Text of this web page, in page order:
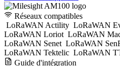
Réseaux compatibles
LoRaWAN Actility LoRaWAN
LoRaWAN Loriot LoRaWAN
LoRaWAN Senet LoRaWAN
LoRaWAN Tektelic LoRaWAN
Guide d'intégration